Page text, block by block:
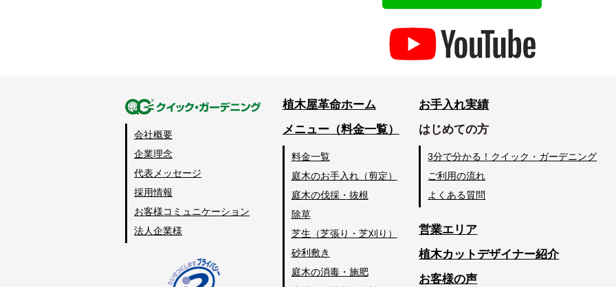
会社概要
企業理念
代表メッセージ
採用情報
お客様コミュニケーション
法人企業様
植木屋革命ホーム
メニュー（料金一覧）
料金一覧
庭木のお手入れ（剪定）
庭木の伐採・抜根
除草
芝生（芝張り・芝刈り）
砂利敷き
庭木の消毒・施肥
お手入れ実績
はじめての方
3分で分かる！クイック・ガーデニング
ご利用の流れ
よくある質問
営業エリア
植木カットデザイナー紹介
お客様の声